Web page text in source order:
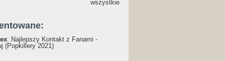
wszystkie
: Najlepszy Kontakt z Fanami -
(Popkillery 2021)